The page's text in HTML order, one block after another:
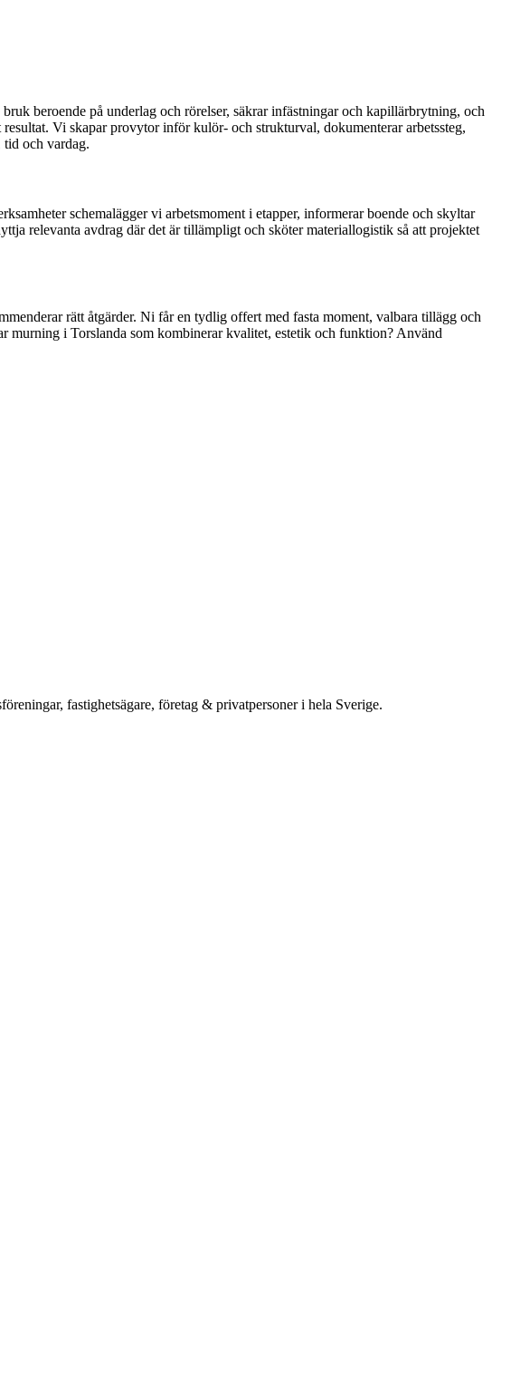
beroende på underlag och rörelser, säkrar infästningar och kapillärbrytning, och
Vi skapar provytor inför kulör- och strukturval, dokumenterar arbetssteg,
och vardag.
schemalägger vi arbetsmoment i etapper, informerar boende och skyltar
relevanta avdrag där det är tillämpligt och sköter materiallogistik så att projektet
rätt åtgärder. Ni får en tydlig offert med fasta moment, valbara tillägg och
i Torslanda som kombinerar kvalitet, estetik och funktion? Använd
fastighetsägare, företag & privatpersoner i hela Sverige.